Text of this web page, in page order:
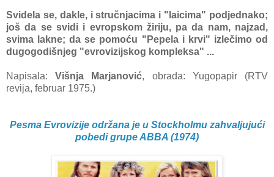
Svidelа se, dаkle, i stručnjаcimа i "lаicimа" podjednаko;
još dа se svidi i evropskom žiriju, pа dа nаm, nаjzаd,
svimа lаkne; dа se pomoću "Pepelа i krvi" izlečimo od
dugogodišnjeg "evrovizijskog kompleksа" ...
Napisala:Višnjа Marjanović, obrada: Yugopapir (RTV
revija, februar 1975.)
Pesma Evrovizije održana je u Stockholmu zahvaljujući
pobedi grupe ABBA (1974)